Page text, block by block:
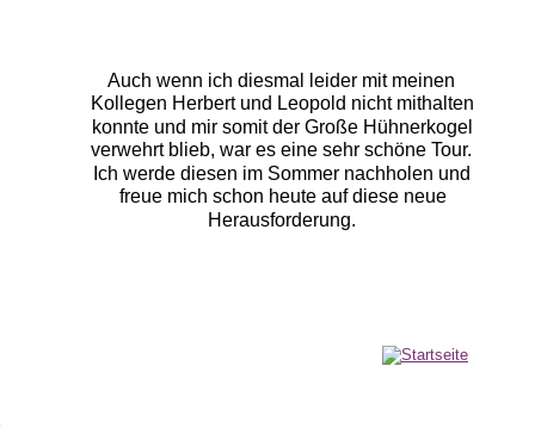
Auch wenn ich diesmal leider mit meinen
Kollegen Herbert und Leopold nicht mithalten
konnte und mir somit der Große Hühnerkogel
verwehrt blieb, war es eine sehr schöne Tour.
Ich werde diesen im Sommer nachholen und
freue mich schon heute auf diese neue
Herausforderung.